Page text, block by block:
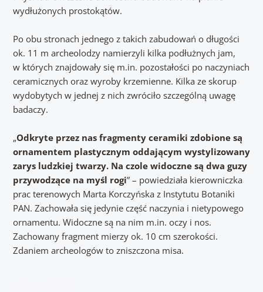
wydłużonych prostokątów.
Po obu stronach jednego z takich zabudowań o długości
ok. 11 m archeolodzy namierzyli kilka podłużnych jam,
w których znajdowały się m.in. pozostałości po naczyniach
ceramicznych oraz wyroby krzemienne. Kilka ze skorup
wydobytych w jednej z nich zwróciło szczególną uwagę
badaczy.
„Odkryte przez nas fragmenty ceramiki zdobione są
ornamentem plastycznym oddającym wystylizowany
zarys ludzkiej twarzy. Na czole widoczne są dwa guzy
przywodzące na myśl rogi” – powiedziała kierowniczka
prac terenowych Marta Korczyńska z Instytutu Botaniki
PAN. Zachowała się jedynie część naczynia i nietypowego
ornamentu. Widoczne są na nim m.in. oczy i nos.
Zachowany fragment mierzy ok. 10 cm szerokości.
Zdaniem archeologów to zniszczona misa.